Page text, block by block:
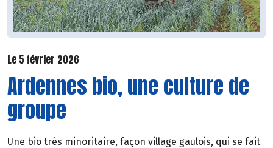
Le 5 février 2026
Ardennes bio, une culture de
groupe
Une bio très minoritaire, façon village gaulois, qui se fait